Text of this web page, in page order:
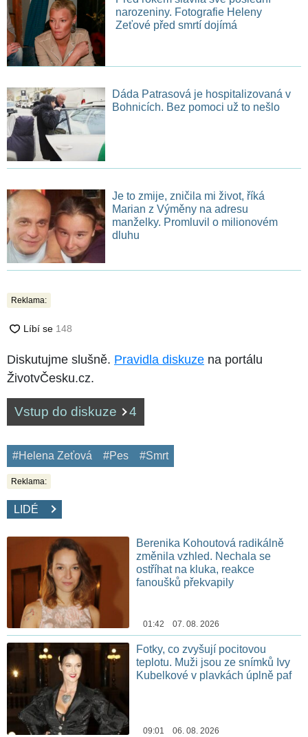
narozeniny. Fotografie Heleny
Zeťové před smrtí dojímá
Dáda Patrasová je hospitalizovaná v
Bohnicích. Bez pomoci už to nešlo
Je to zmije, zničila mi život, říká
Marian z Výměny na adresu
manželky. Promluvil o milionovém
dluhu
Reklama:
Diskutujme slušně. Pravidla diskuze na portálu
ŽivotvČesku.cz.
Vstup do diskuze 4
#Helena Zeťová #Pes #Smrt
Reklama:
LIDÉ
Berenika Kohoutová radikálně
změnila vzhled. Nechala se
ostříhat na kluka, reakce
fanoušků překvapily
01:42 07. 08. 2026
Fotky, co zvyšují pocitovou
teplotu. Muži jsou ze snímků Ivy
Kubelkové v plavkách úplně paf
09:01 06. 08. 2026